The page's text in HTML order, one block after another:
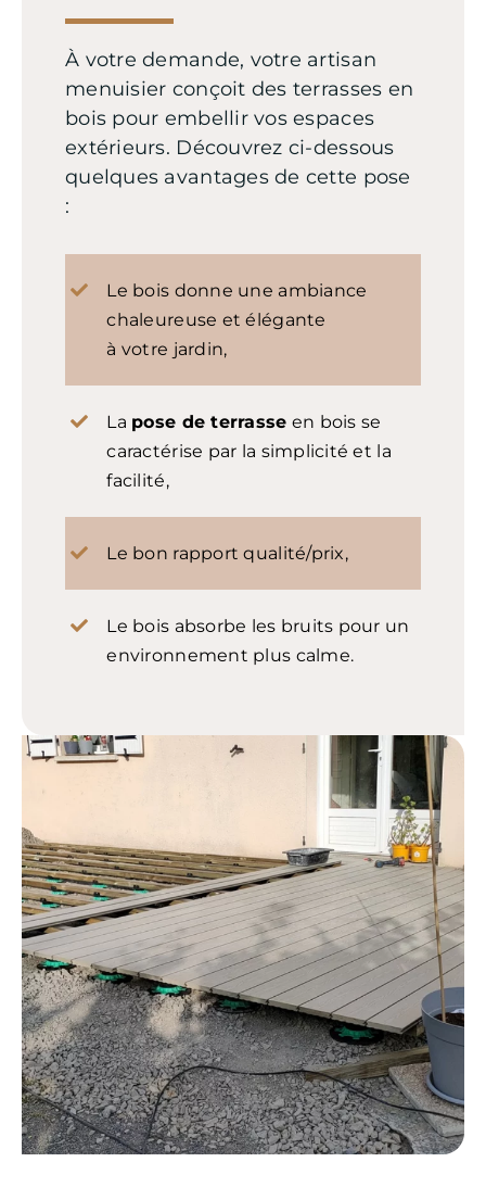
À votre demande, votre artisan
menuisier conçoit des terrasses en
bois pour embellir vos espaces
extérieurs. Découvrez ci-dessous
quelques avantages de cette pose
:
Le bois donne une ambiance
chaleureuse et élégante
à votre jardin,
La pose de terrasse en bois se
caractérise par la simplicité et la
facilité,
Le bon rapport qualité/prix,
Le bois absorbe les bruits pour un
environnement plus calme.